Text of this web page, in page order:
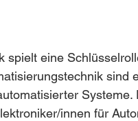
spielt eine
sind
innen für